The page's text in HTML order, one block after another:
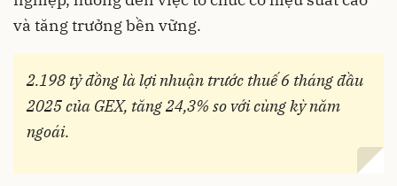
và tăng trưởng bền vững.
2.198 tỷ đồng là lợi nhuận trước thuế 6 tháng đầu
2025 của GEX, tăng 24,3% so với cùng kỳ năm
ngoái.